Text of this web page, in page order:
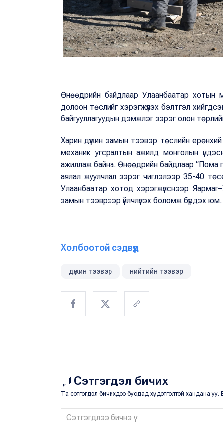
Өнөөдрийн байдлаар Улаанбаатар
долоон төслийг хэрэгжүүлэх бэлтгэл
байгууллагуудын дэмжлэг зэрэг олон
Харин дүүжин замын тээвэр төслийн
механик угсралтын ажилд монголын
ажиллаж байна. Өнөөдрийн байдлаар “Пома
аялал жуулчлал зэрэг чиглэлээр 35-40
Улаанбаатар хотод хэрэгжүүлснээр
замын тээврээр үйлчлүүлэх боломж бүрдэх юм.
Холбоотой сэдвүүд
дүүжин тээвэр нийтийн тээвэр
Сэтгэгдэл бичих
Та сэтгэгдэл бичихдээ бусдад хүндэтгэлтэй хандана уу.